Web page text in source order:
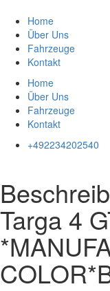
Inhalt
springen
Home
Über Uns
Fahrzeuge
Kontakt
Home
Über Uns
Fahrzeuge
Kontakt
+492234202540
Targa 4